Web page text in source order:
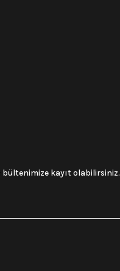
kayıt olabilirsiniz.